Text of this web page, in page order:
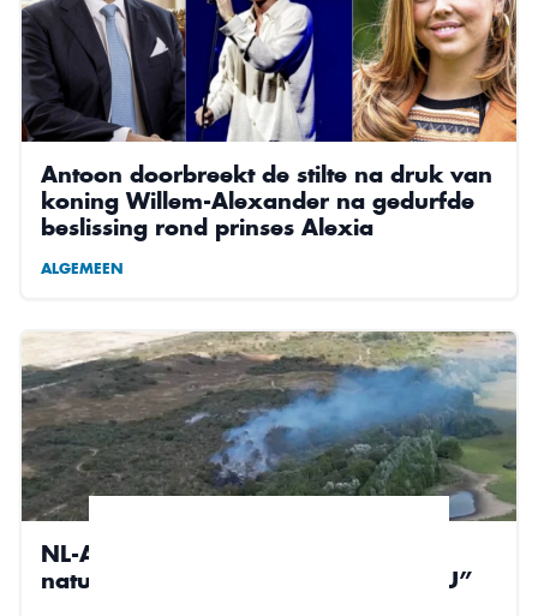
Antoon doorbreekt de stilte na druk van
koning Willem-Alexander na gedurfde
beslissing rond prinses Alexia
ALGEMEEN
NL-Alert afgegeven wegens grote
natuurbrand: ”Verlaat het gebied NU”